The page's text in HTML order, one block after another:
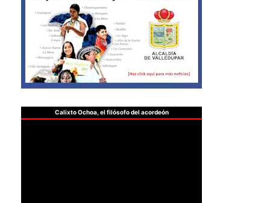
Calixto Ochoa, el filósofo del acordeón